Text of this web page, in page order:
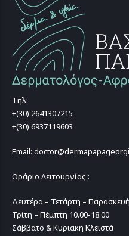
Τηλ:
+(30) 2641307215
+(30) 6937119603
Email:
Ωράριο Λειτουργίας :
Δευτέρα – Τετάρτη –
Τρίτη – Πέμπτη 10.00-18.00
Σάββατο & Κυριακή Κλειστά